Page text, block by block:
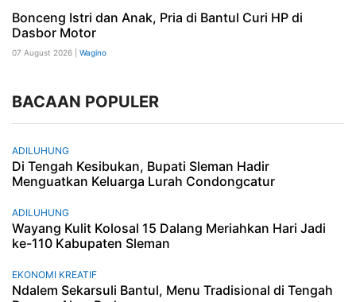
Bonceng Istri dan Anak, Pria di Bantul Curi HP di
Dasbor Motor
07 August 2026 | Wagino
BACAAN POPULER
ADILUHUNG
Di Tengah Kesibukan, Bupati Sleman Hadir
Menguatkan Keluarga Lurah Condongcatur
ADILUHUNG
Wayang Kulit Kolosal 15 Dalang Meriahkan Hari Jadi
ke-110 Kabupaten Sleman
EKONOMI KREATIF
Ndalem Sekarsuli Bantul, Menu Tradisional di Tengah